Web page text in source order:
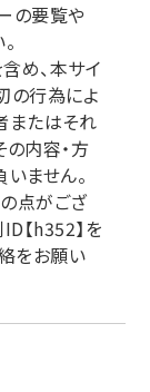
の要覧や
め、本サイ
の行為によ
またはそれ
内容・方
ません。
点がござ
【h352】を
をお願い